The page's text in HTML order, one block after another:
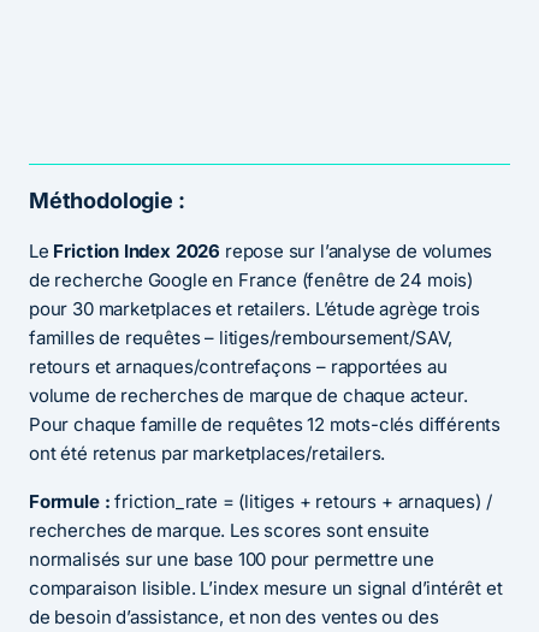
Méthodologie :
Le Friction Index 2026 repose sur l’analyse de volumes
de recherche Google en France (fenêtre de 24 mois)
pour 30 marketplaces et retailers. L’étude agrège trois
familles de requêtes – litiges/remboursement/SAV,
retours et arnaques/contrefaçons – rapportées au
volume de recherches de marque de chaque acteur.
Pour chaque famille de requêtes 12 mots-clés différents
ont été retenus par marketplaces/retailers.
Formule :friction_rate = (litiges + retours + arnaques) /
recherches de marque. Les scores sont ensuite
normalisés sur une base 100 pour permettre une
comparaison lisible. L’index mesure un signal d’intérêt et
de besoin d’assistance, et non des ventes ou des